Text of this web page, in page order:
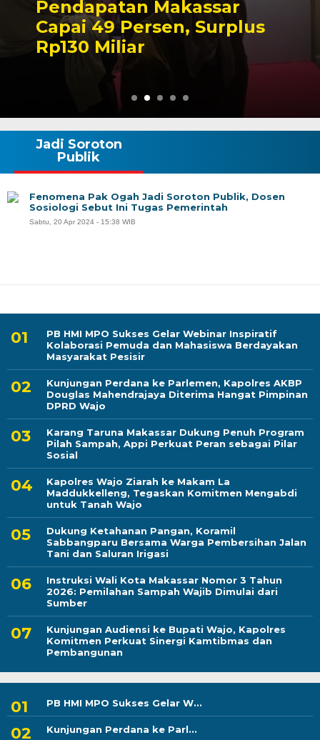
Tegaskan
Mengabdi untuk
PB HMI MPO Sukses Gelar Webinar Inspiratif
Kolaborasi Pemuda dan Mahasiswa Berdayakan
Masyarakat Pesisir
Kunjungan Perdana ke Parlemen, Kapolres AKBP
Douglas Mahendrajaya Diterima Hangat Pimpinan
DPRD Wajo
Karang Taruna Makassar Dukung Penuh Program
Pilah Sampah, Appi Perkuat Peran sebagai Pilar
Sosial
Kapolres Wajo Ziarah ke Makam La
Maddukkelleng, Tegaskan Komitmen Mengabdi
untuk Tanah Wajo
Dukung Ketahanan Pangan, Koramil
Sabbangparu Bersama Warga Pembersihan Jalan
Tani dan Saluran Irigasi
Instruksi Wali Kota Makassar Nomor 3 Tahun
2026: Pemilahan Sampah Wajib Dimulai dari
Sumber
Kunjungan Audiensi ke Bupati Wajo, Kapolres
Komitmen Perkuat Sinergi Kamtibmas dan
Pembangunan
PB HMI MPO Sukses Gelar W...
Kunjungan Perdana ke Parl...
Jadi Soroton
Publik
Fenomena Pak Ogah Jadi Soroton Publik, Dosen
Sosiologi Sebut Ini Tugas Pemerintah
Sabtu, 20 Apr 2024 - 15:38 WIB